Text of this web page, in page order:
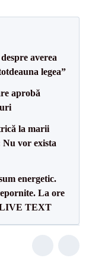
averea
legea”
aprobă
la marii
vor exista
energetic.
La ore
LIVE TEXT